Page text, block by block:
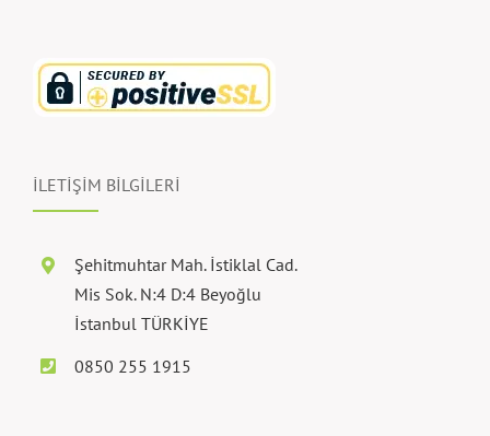
İLETİŞİM BİLGİLERİ
Şehitmuhtar Mah. İstiklal Cad.
Mis Sok. N:4 D:4 Beyoğlu
İstanbul TÜRKİYE
0850 255 1915